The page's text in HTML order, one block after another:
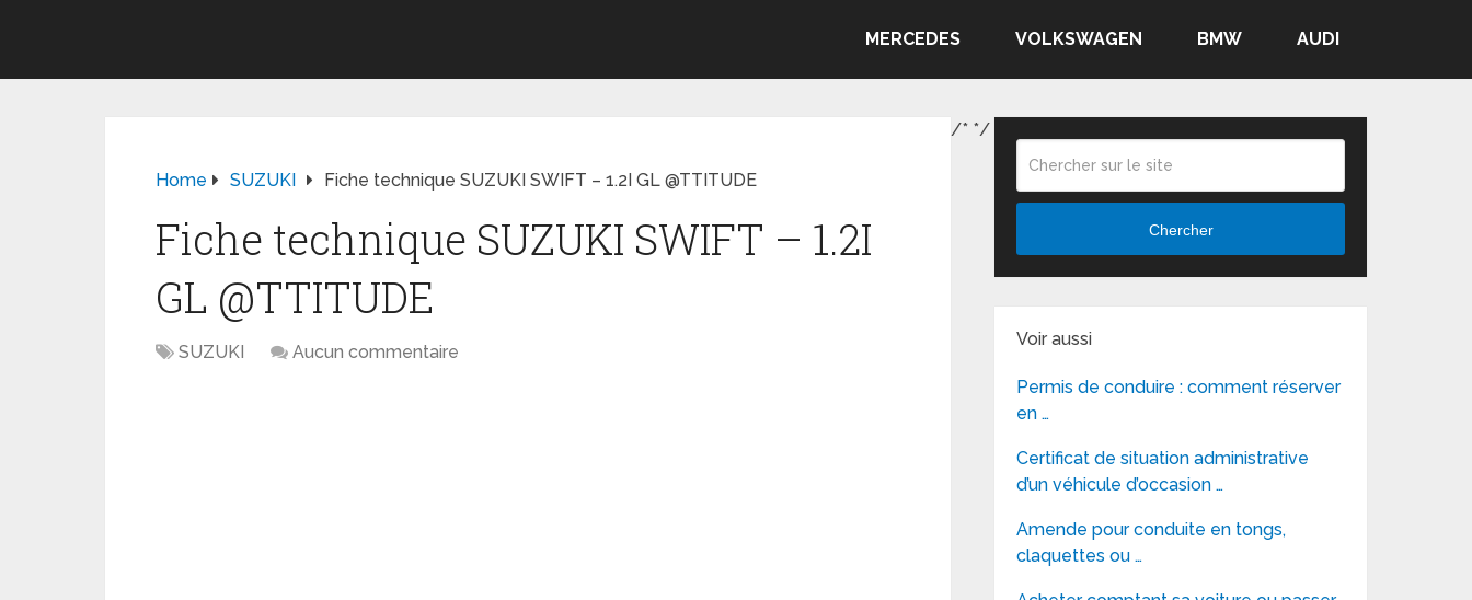
MERCEDES VOLKSWAGEN BMW AUDI
Home SUZUKI Fiche technique SUZUKI SWIFT – 1.2I GL @TTITUDE
Fiche technique SUZUKI SWIFT – 1.2I
GL @TTITUDE
SUZUKI Aucun commentaire
Chercher
Voir aussi
Permis de conduire : comment réserver
en …
Certificat de situation administrative
d’un véhicule d’occasion …
Amende pour conduite en tongs,
claquettes ou …
/* */